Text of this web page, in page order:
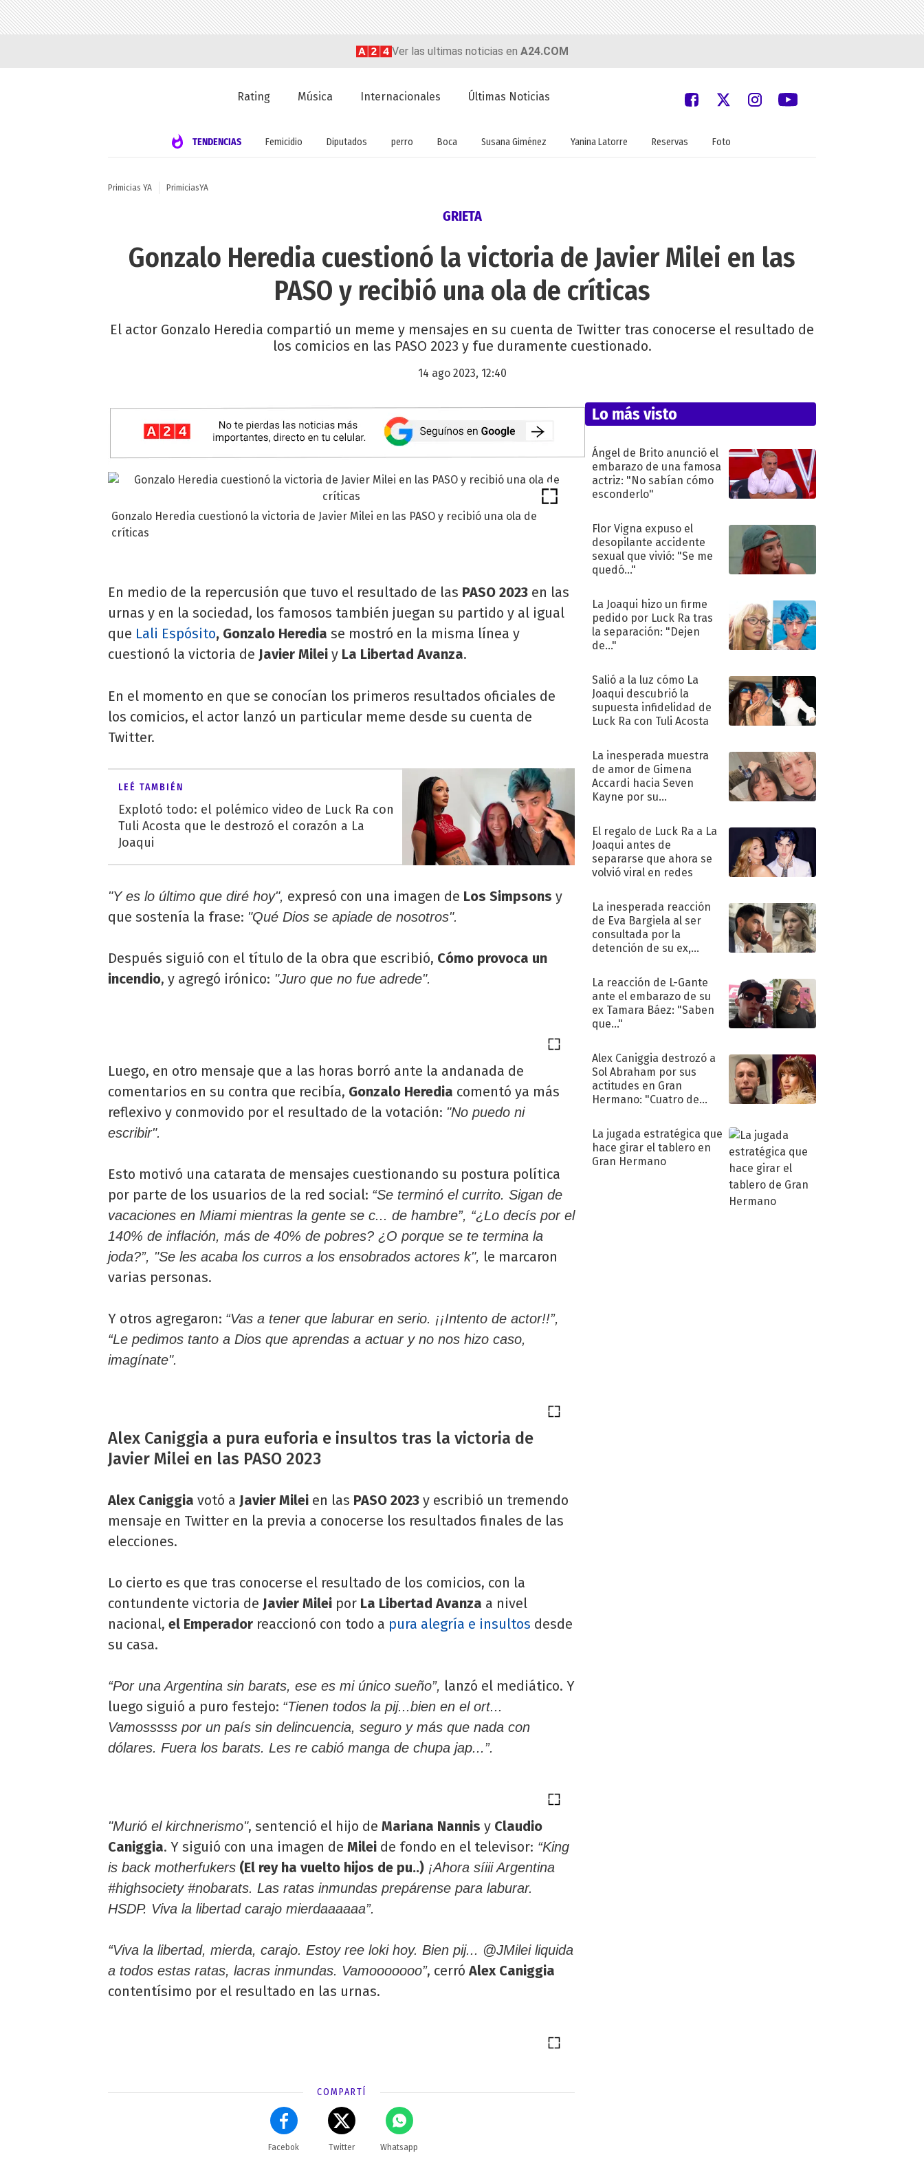
Ver las ultimas noticias en A24.COM
Rating Música Internacionales Últimas Noticias
TENDENCIAS Femicidio Diputados perro Boca Susana Giménez Yanina Latorre Reservas Foto
Primicias YA PrimiciasYA
GRIETA
Gonzalo Heredia cuestionó la victoria de Javier Milei en las
PASO y recibió una ola de críticas
El actor Gonzalo Heredia compartió un meme y mensajes en su cuenta de Twitter tras conocerse el resultado de
los comicios en las PASO 2023 y fue duramente cuestionado.
14 ago 2023, 12:40
Gonzalo Heredia cuestionó la victoria de Javier Milei en las PASO y recibió una ola de
críticas
En medio de la repercusión que tuvo el resultado de las PASO 2023 en las
urnas y en la sociedad, los famosos también juegan su partido y al igual
que Lali Espósito, Gonzalo Heredia se mostró en la misma línea y
cuestionó la victoria de Javier Milei y La Libertad Avanza.
En el momento en que se conocían los primeros resultados oficiales de
los comicios, el actor lanzó un particular meme desde su cuenta de
Twitter.
LEÉ TAMBIÉN
Explotó todo: el polémico video de Luck Ra con
Tuli Acosta que le destrozó el corazón a La
Joaqui
"Y es lo último que diré hoy", expresó con una imagen de Los Simpsons y
que sostenía la frase: "Qué Dios se apiade de nosotros".
Después siguió con el título de la obra que escribió, Cómo provoca un
incendio, y agregó irónico: "Juro que no fue adrede".
Luego, en otro mensaje que a las horas borró ante la andanada de
comentarios en su contra que recibía, Gonzalo Heredia comentó ya más
reflexivo y conmovido por el resultado de la votación: "No puedo ni
escribir".
Esto motivó una catarata de mensajes cuestionando su postura política
por parte de los usuarios de la red social: “Se terminó el currito. Sigan de
vacaciones en Miami mientras la gente se c... de hambre”, “¿Lo decís por el
140% de inflación, más de 40% de pobres? ¿O porque se te termina la
joda?”, "Se les acaba los curros a los ensobrados actores k", le marcaron
varias personas.
Y otros agregaron: “Vas a tener que laburar en serio. ¡¡Intento de actor!!”,
“Le pedimos tanto a Dios que aprendas a actuar y no nos hizo caso,
imagínate".
Alex Caniggia a pura euforia e insultos tras la victoria de
Javier Milei en las PASO 2023
Alex Caniggia votó a Javier Milei en las PASO 2023 y escribió un tremendo
mensaje en Twitter en la previa a conocerse los resultados finales de las
elecciones.
Lo cierto es que tras conocerse el resultado de los comicios, con la
contundente victoria de Javier Milei por La Libertad Avanza a nivel
nacional, el Emperador reaccionó con todo a pura alegría e insultos desde
su casa.
“Por una Argentina sin barats, ese es mi único sueño”, lanzó el mediático. Y
luego siguió a puro festejo: “Tienen todos la pij...bien en el ort...
Vamosssss por un país sin delincuencia, seguro y más que nada con
dólares. Fuera los barats. Les re cabió manga de chupa jap...”.
"Murió el kirchnerismo", sentenció el hijo de Mariana Nannis y Claudio
Caniggia. Y siguió con una imagen de Milei de fondo en el televisor: “King
is back motherfukers (El rey ha vuelto hijos de pu..) ¡Ahora síiii Argentina
#highsociety #nobarats. Las ratas inmundas prepárense para laburar.
HSDP. Viva la libertad carajo mierdaaaaaa”.
“Viva la libertad, mierda, carajo. Estoy ree loki hoy. Bien pij... @JMilei liquida
a todos estas ratas, lacras inmundas. Vamooooooo”, cerróAlex Caniggia
contentísimo por el resultado en las urnas.
COMPARTÍ
Facebok Twitter Whatsapp
Lo más visto
Ángel de Brito anunció el
embarazo de una famosa
actriz: "No sabían cómo
esconderlo"
Flor Vigna expuso el
desopilante accidente
sexual que vivió: "Se me
quedó..."
La Joaqui hizo un firme
pedido por Luck Ra tras
la separación: "Dejen
de..."
Salió a la luz cómo La
Joaqui descubrió la
supuesta infidelidad de
Luck Ra con Tuli Acosta
La inesperada muestra
de amor de Gimena
Accardi hacia Seven
Kayne por su
El regalo de Luck Ra a La
Joaqui antes de
separarse que ahora se
volvió viral en redes
La inesperada reacción
de Eva Bargiela al ser
consultada por la
detención de su ex,
La reacción de L-Gante
ante el embarazo de su
ex Tamara Báez: "Saben
que..."
Alex Caniggia destrozó a
Sol Abraham por sus
actitudes en Gran
Hermano: "Cuatro de
La jugada estratégica que
hace girar el tablero en
Gran Hermano